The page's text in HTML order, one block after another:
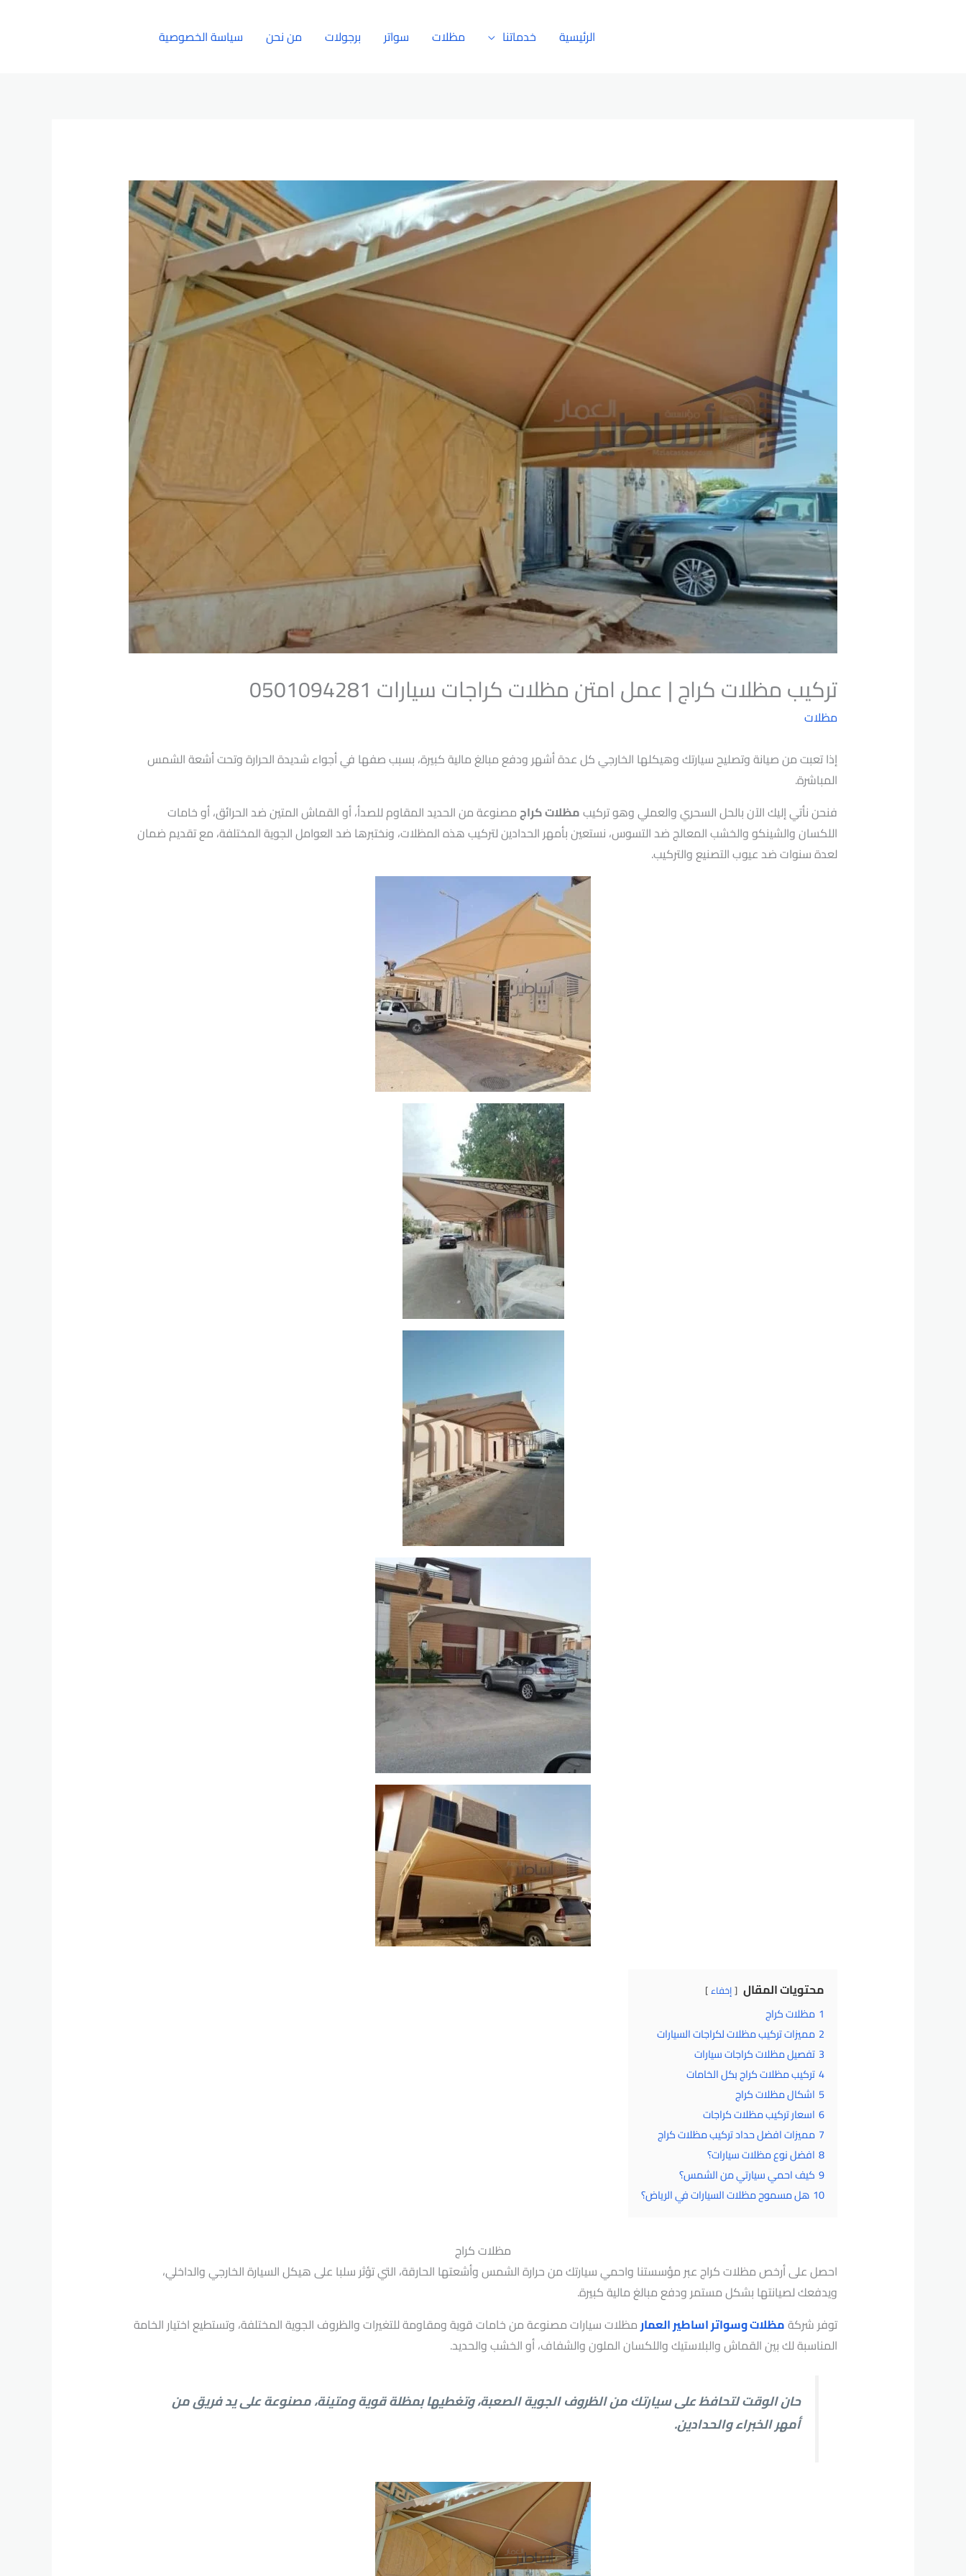
الرئيسية خدماتنا مظلات سواتر برجولات من نحن سياسة الخصوصية
تركيب مظلات كراج | عمل امتن مظلات كراجات سيارات 0501094281
مظلات
إذا تعبت من صيانة وتصليح سيارتك وهيكلها الخارجي كل عدة أشهر ودفع مبالغ مالية كبيرة، بسبب صفها في أجواء شديدة الحرارة وتحت أشعة الشمس
المباشرة.
فنحن نأتي إليك الآن بالحل السحري والعملي وهو تركيبمظلات كراجمصنوعة من الحديد المقاوم للصدأ، أو القماش المتين ضد الحرائق، أو خامات
اللكسان والشينكو والخشب المعالج ضد التسوس، نستعين بأمهر الحدادين لتركيب هذه المظلات، ونختبرها ضد العوامل الجوية المختلفة، مع تقديم ضمان
لعدة سنوات ضد عيوب التصنيع والتركيب.
محتويات المقال إخفاء
1 مظلات كراج
2 مميزات تركيب مظلات لكراجات السيارات
3 تفصيل مظلات كراجات سيارات
4تركيب مظلات كراج بكل الخامات
5 اشكال مظلات كراج
6 اسعار تركيب مظلات كراجات
7 مميزات افضل حداد تركيب مظلات كراج
8 افضل نوع مظلات سيارات؟
9 كيف احمي سيارتي من الشمس؟
10 هل مسموح مظلات السيارات في الرياض؟
مظلات كراج
احصل على أرخص مظلات كراج عبر مؤسستنا واحمي سيارتك من حرارة الشمس وأشعتها الحارقة، التي تؤثر سلبا على هيكل السيارة الخارجي والداخلي،
ويدفعك لصيانتها بشكل مستمر ودفع مبالغ مالية كبيرة.
توفر شركةمظلات وسواتر اساطير العمارمظلات سيارات مصنوعة من خامات قوية ومقاومة للتغيرات والظروف الجوية المختلفة، وتستطيع اختيار الخامة
المناسبة لك بين القماش والبلاستيك واللكسان الملون والشفاف، أو الخشب والحديد.
حان الوقت لتحافظ على سيارتك من الظروف الجوية الصعبة، وتغطيها بمظلة قوية ومتينة، مصنوعة على يد فريق من
أمهر الخبراء والحدادين.